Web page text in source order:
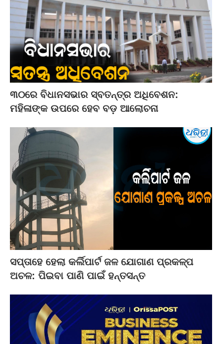
୩୦ରେ ବିଧାନସଭାର ସ୍ବତନ୍ତ୍ର ଅଧିବେଶନ:
ମହିଳାଙ୍କ ଉପରେ ହେବ ବଡ଼ ଆଲୋଚନା
ସପ୍ତାହେ ହେଲା କର୍ଲିପାର୍ଟ ଜଳ ଯୋଗାଣ ପ୍ରକଳ୍ପ
ଅଚଳ: ପିଇବା ପାଣି ପାଇଁ ହନ୍ତସନ୍ତ